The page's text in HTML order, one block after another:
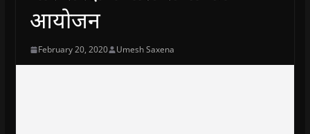
आयोजन
February 20, 2020 Umesh Saxena